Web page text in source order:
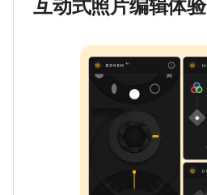
互动式照片编辑体验